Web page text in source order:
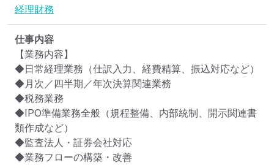
経理財務
仕事内容
【業務内容】
◆日常経理業務（仕訳入力、経費精算、振込対応など）
◆月次／四半期／年次決算関連業務
◆税務業務
◆IPO準備業務全般（規程整備、内部統制、開示関連書
類作成など）
◆監査法人・証券会社対応
◆業務フローの構築・改善